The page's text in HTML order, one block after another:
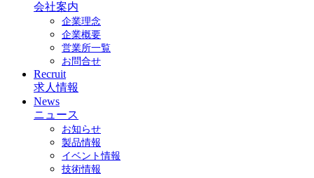
会社案内
企業理念
企業概要
営業所一覧
お問合せ
Recruit
求人情報
News
ニュース
お知らせ
製品情報
イベント情報
技術情報